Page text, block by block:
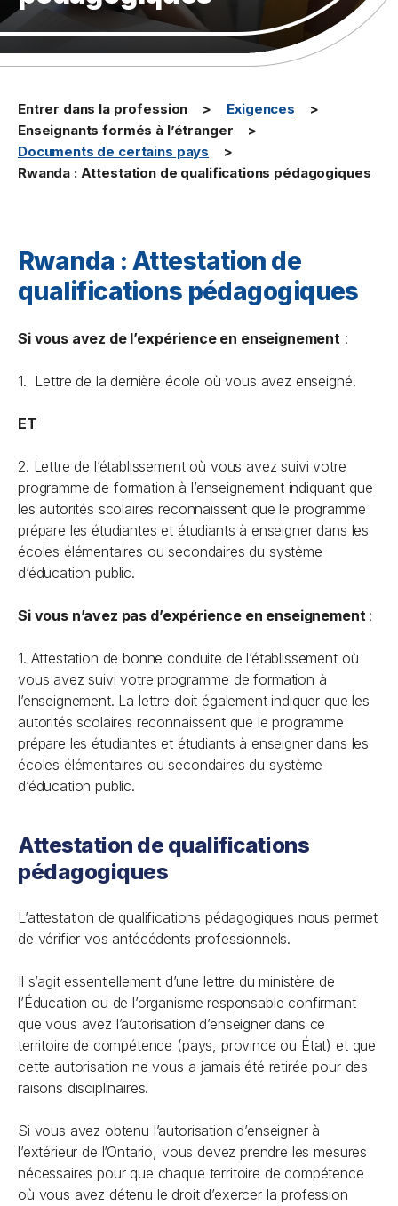
Entrer dans la profession
Exigences
Enseignants formés à l’étranger
Documents de certains pays
Rwanda : Attestation de qualifications pédagogiques
Rwanda : Attestation de
qualifications pédagogiques
Si vous avez de l’expérience en enseignement :
1. Lettre de la dernière école où vous avez enseigné.
ET
2. Lettre de l’établissement où vous avez suivi votre
programme de formation à l’enseignement indiquant que
les autorités scolaires reconnaissent que le programme
prépare les étudiantes et étudiants à enseigner dans les
écoles élémentaires ou secondaires du système
d’éducation public.
Si vous n’avez pas d’expérience en enseignement :
1. Attestation de bonne conduite de l’établissement où
vous avez suivi votre programme de formation à
l’enseignement. La lettre doit également indiquer que les
autorités scolaires reconnaissent que le programme
prépare les étudiantes et étudiants à enseigner dans les
écoles élémentaires ou secondaires du système
d’éducation public.
Attestation de qualifications
pédagogiques
L’attestation de qualifications pédagogiques nous permet
de vérifier vos antécédents professionnels.
Il s’agit essentiellement d’une lettre du ministère de
l’Éducation ou de l’organisme responsable confirmant
que vous avez l’autorisation d’enseigner dans ce
territoire de compétence (pays, province ou État) et que
cette autorisation ne vous a jamais été retirée pour des
raisons disciplinaires.
Si vous avez obtenu l’autorisation d’enseigner à
l’extérieur de l’Ontario, vous devez prendre les mesures
nécessaires pour que chaque territoire de compétence
où vous avez détenu le droit d’exercer la profession